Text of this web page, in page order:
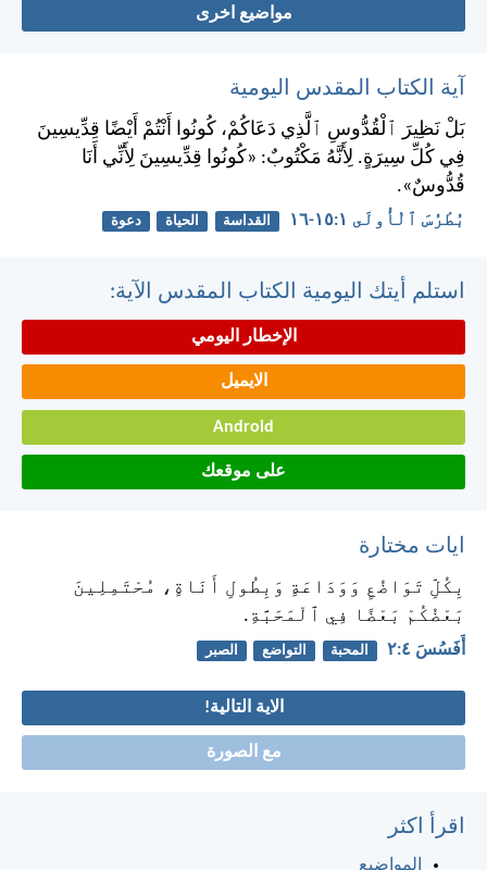
مواضيع اخرى
آية الكتاب المقدس اليومية
بَلْ نَظِيرَ ٱلْقُدُّوسِ ٱلَّذِي دَعَاكُمْ، كُونُوا أَنْتُمْ أَيْضًا قِدِّيسِينَ
فِي كُلِّ سِيرَةٍ. لِأَنَّهُ مَكْتُوبٌ: «كُونُوا قِدِّيسِينَ لِأَنِّي أَنَا
قُدُّوسٌ».
بُطْرُسَ ٱلْأُولَى ١:‏١٥-‏١٦ القداسة الحياة دعوة
استلم أيتك اليومية الكتاب المقدس الآية:
الإخطار اليومي
الايميل
Android
على موقعك
ايات مختارة
بِكُلِّ تَوَاضُعٍ وَوَدَاعَةٍ وَبِطُولِ أَنَاةٍ، مُحْتَمِلِينَ
بَعْضُكُمْ بَعْضًا فِي ٱلْمَحَبَّةِ.
أَفَسُسَ ٤:‏٢ المحبة التواضع الصبر
الاية التالية!
مع الصورة
اقرأ اكثر
المواضيع